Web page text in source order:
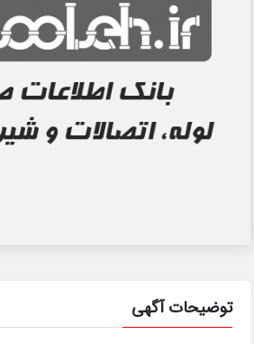
توضیحات آگهی